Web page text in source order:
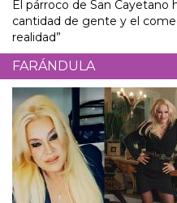
El párroco de San Cayetano
cantidad de gente y el
realidad”
FARÁNDULA